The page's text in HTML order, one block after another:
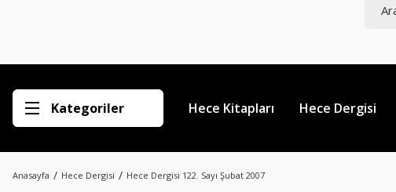
Kategoriler Hece Kitapları Hece Dergisi
Anasayfa Hece Dergisi Hece Dergisi 122. Sayı Şubat 2007